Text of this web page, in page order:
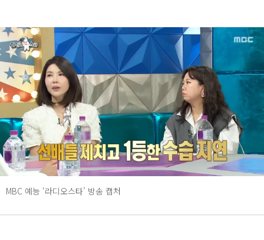
MBC 예능 ‘라디오스타’ 방송 캡처